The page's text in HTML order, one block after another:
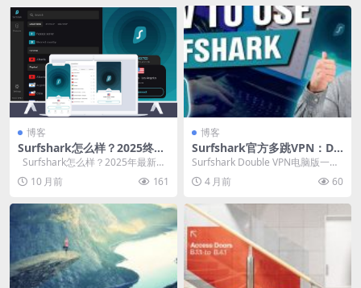
博客
Surfshark怎么样？2025终极
评测：速度、安全、价格全解
Surfshark怎么样？2025年最新深
度评测告诉你值不值得买 ...
10 月前 161
博客
Surfshark官方多跳VPN：Do
uble VPN双重加密设置指南
Surfshark Double VPN电脑版一键
串联两国服务器，流量被连续加
密...4 月前 60